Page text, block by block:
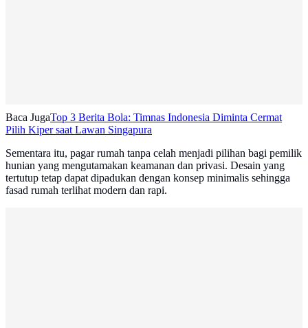
Baca JugaTop 3 Berita Bola: Timnas Indonesia Diminta Cermat
Pilih Kiper saat Lawan Singapura
Sementara itu, pagar rumah tanpa celah menjadi pilihan bagi pemilik
hunian yang mengutamakan keamanan dan privasi. Desain yang
tertutup tetap dapat dipadukan dengan konsep minimalis sehingga
fasad rumah terlihat modern dan rapi.